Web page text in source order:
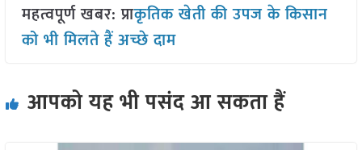
महत्वपूर्ण खबर: प्राकृतिक खेती की उपज के किसान
को भी मिलते हैं अच्छे दाम
आपको यह भी पसंद आ सकता हैं